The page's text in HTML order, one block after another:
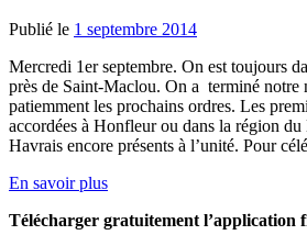
Publié le 1 septembre 2014
Mercredi 1er septembre. On est toujours
près de Saint-Maclou. On a terminé notre
patiemment les prochains ordres. Les
accordées à Honfleur ou dans la région
Havrais encore présents à l’unité. Pour
En savoir plus
Télécharger gratuitement l’application